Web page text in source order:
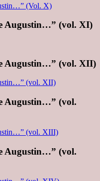
Augustin…” (vol. XI)
Augustin…” (vol. XII)
Augustin…” (vol.
Augustin…” (vol.